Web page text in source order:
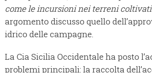
come le incursioni nei terreni
argomento discusso quello
idrico delle campagne.
La Cia Sicilia Occidentale ha posto
problemi principali: la raccolta